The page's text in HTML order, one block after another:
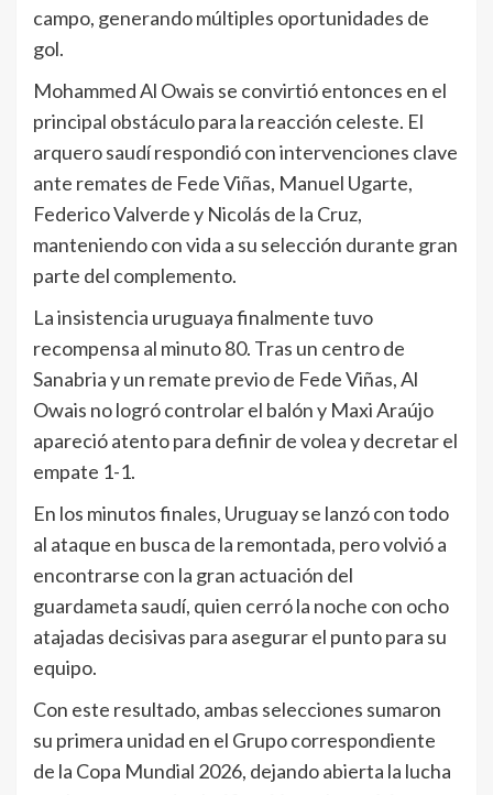
campo, generando múltiples oportunidades de
gol.
Mohammed Al Owais se convirtió entonces en el
principal obstáculo para la reacción celeste. El
arquero saudí respondió con intervenciones clave
ante remates de Fede Viñas, Manuel Ugarte,
Federico Valverde y Nicolás de la Cruz,
manteniendo con vida a su selección durante gran
parte del complemento.
La insistencia uruguaya finalmente tuvo
recompensa al minuto 80. Tras un centro de
Sanabria y un remate previo de Fede Viñas, Al
Owais no logró controlar el balón y Maxi Araújo
apareció atento para definir de volea y decretar el
empate 1-1.
En los minutos finales, Uruguay se lanzó con todo
al ataque en busca de la remontada, pero volvió a
encontrarse con la gran actuación del
guardameta saudí, quien cerró la noche con ocho
atajadas decisivas para asegurar el punto para su
equipo.
Con este resultado, ambas selecciones sumaron
su primera unidad en el Grupo correspondiente
de la Copa Mundial 2026, dejando abierta la lucha